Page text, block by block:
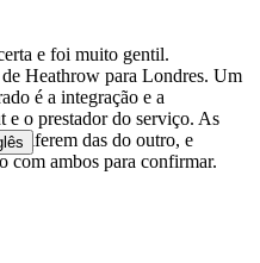
e foi muito gentil.
Heathrow para Londres. Um
é a integração e a
e o prestador do serviço. As
diferem das do outro, e
com ambos para confirmar.